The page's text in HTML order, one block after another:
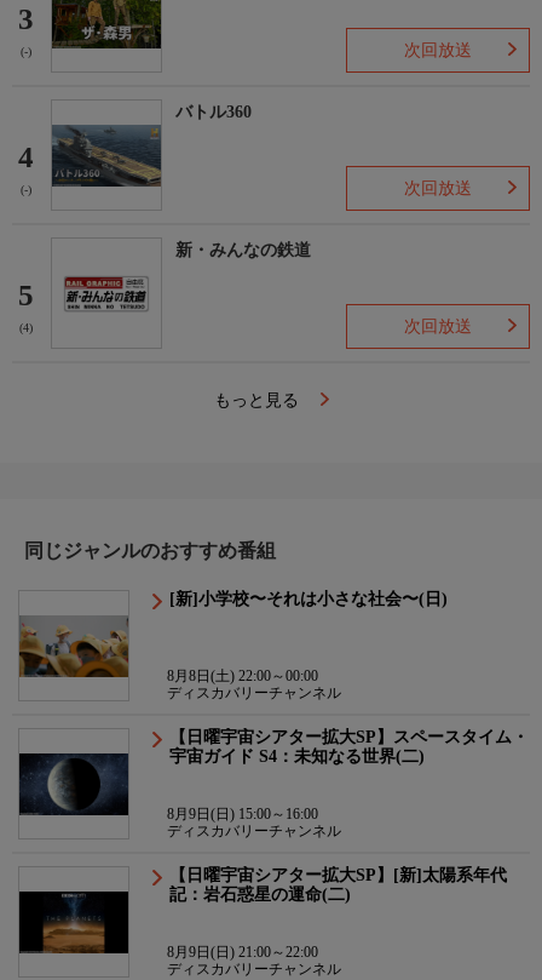
3
(-) 次回放送
4
(-)
バトル360
次回放送
5
(4)
新・みんなの鉄道
次回放送
もっと見る
同じジャンルのおすすめ番組
[新]小学校〜それは小さな社会〜(日)
8月8日(土) 22:00～00:00
ディスカバリーチャンネル
【日曜宇宙シアター拡大SP】スペースタイム・
宇宙ガイド S4：未知なる世界(二)
8月9日(日) 15:00～16:00
ディスカバリーチャンネル
【日曜宇宙シアター拡大SP】[新]太陽系年代
記：岩石惑星の運命(二)
8月9日(日) 21:00～22:00
ディスカバリーチャンネル